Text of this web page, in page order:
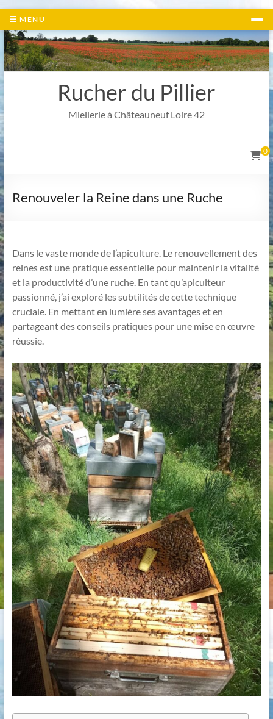
☰ MENU
Aller
contenu
Rucher du Pillier
Miellerie à Châteauneuf Loire 42
0
Renouveler la Reine dans une Ruche
Dans le vaste monde de l’apiculture. Le renouvellement des
reines est une pratique essentielle pour maintenir la vitalité
et la productivité d’une ruche. En tant qu’apiculteur
passionné, j’ai exploré les subtilités de cette technique
cruciale. En mettant en lumière ses avantages et en
partageant des conseils pratiques pour une mise en œuvre
réussie.